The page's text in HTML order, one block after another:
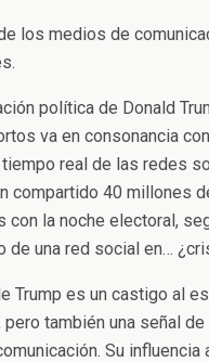
los medios de
política de Donald
va en consonancia
real de las redes
compartido 40 millones
con la noche electoral,
de una red social en…
Trump es un castigo al
pero también una señal
Su influencia